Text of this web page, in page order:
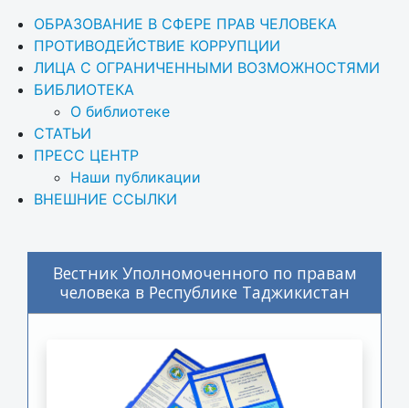
ОБРАЗОВАНИЕ В СФЕРЕ ПРАВ ЧЕЛОВЕКА
ПРОТИВОДЕЙСТВИЕ КОРРУПЦИИ
ЛИЦА С ОГРАНИЧЕННЫМИ ВОЗМОЖНОСТЯМИ
БИБЛИОТЕКА
О библиотеке
СТАТЬИ
ПРЕСС ЦЕНТР
Наши публикации
ВНЕШНИЕ ССЫЛКИ
Вестник Уполномоченного по правам
человека в Республике Таджикистан